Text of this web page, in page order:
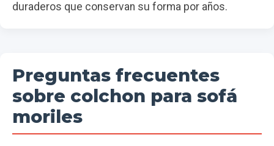
duraderos que conservan su forma por años.
Preguntas frecuentes
sobre colchon para sofá
moriles